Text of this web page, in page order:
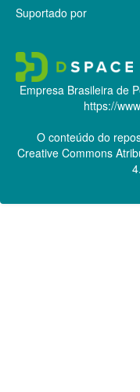
Suportado por
Empresa Brasileira de
https://
O conteúdo do
Creative Commons